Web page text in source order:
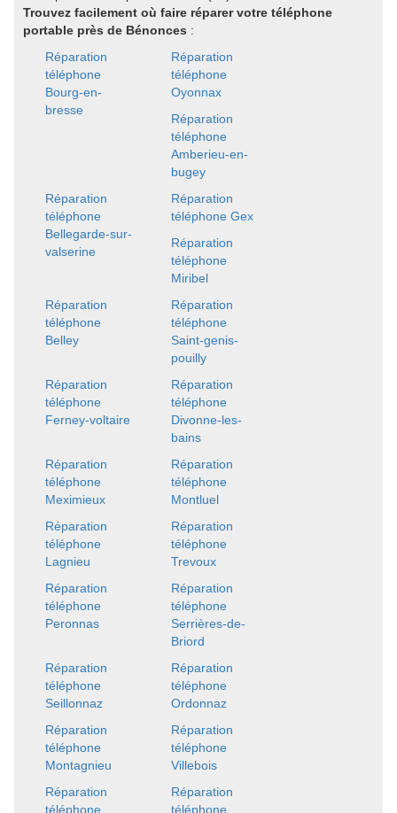
Trouvez facilement où faire réparer votre téléphone
portable près de Bénonces :
Réparation
téléphone
Bourg-en-
bresse
Réparation
téléphone
Oyonnax
Réparation
téléphone
Amberieu-en-
bugey
Réparation
téléphone
Bellegarde-sur-
valserine
Réparation
téléphone Gex
Réparation
téléphone
Miribel
Réparation
téléphone
Belley
Réparation
téléphone
Saint-genis-
pouilly
Réparation
téléphone
Ferney-voltaire
Réparation
téléphone
Divonne-les-
bains
Réparation
téléphone
Meximieux
Réparation
téléphone
Montluel
Réparation
téléphone
Lagnieu
Réparation
téléphone
Trevoux
Réparation
téléphone
Peronnas
Réparation
téléphone
Serrières-de-
Briord
Réparation
téléphone
Seillonnaz
Réparation
téléphone
Ordonnaz
Réparation
téléphone
Montagnieu
Réparation
téléphone
Villebois
Réparation
téléphone
Réparation
téléphone